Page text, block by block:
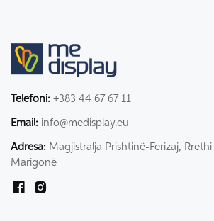
Telefoni: +383 44 67 67 11
Email: info@medisplay.eu
Adresa: Magjistralja Prishtinë-Ferizaj,
Marigonë